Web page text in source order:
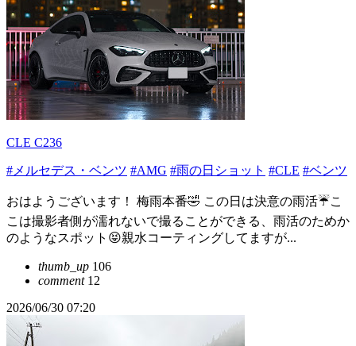
CLE C236
#メルセデス・ベンツ #AMG #雨の日ショット #CLE #ベンツ
おはようございます！ 梅雨本番🤣 この日は決意の雨活☔こ
こは撮影者側が濡れないで撮ることができる、雨活のためか
のようなスポット😝親水コーティングしてますが...
thumb_up 106
comment12
2026/06/30 07:20